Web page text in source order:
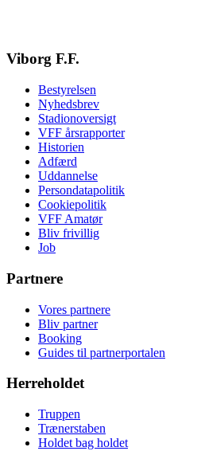
Viborg F.F.
Bestyrelsen
Nyhedsbrev
Stadionoversigt
VFF årsrapporter
Historien
Adfærd
Uddannelse
Persondatapolitik
Cookiepolitik
VFF Amatør
Bliv frivillig
Job
Partnere
Vores partnere
Bliv partner
Booking
Guides til partnerportalen
Herreholdet
Truppen
Trænerstaben
Holdet bag holdet